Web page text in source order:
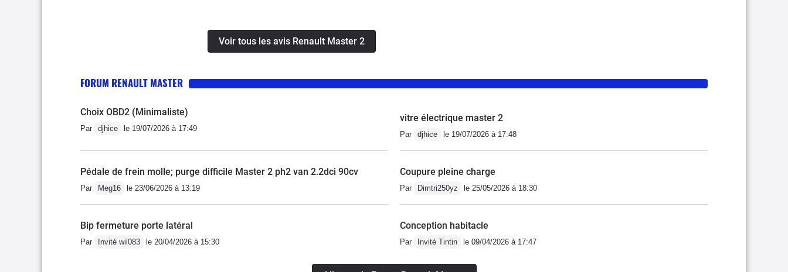
l'achat les pneus n'étaient pas neufs mais après 30000 kms ils semblent
pouvoir encore en effectuer autant.Vérifier que lors d'une vidange le garage ne
(avant nettoyage) il fallait jouer sur la position de la pédale d'accélérateur , un
après 18 ans pas un point de rouille ( ancien véhicule de pompier donc point
positif : toujours stocké à l'abri et point négatif : poignée dans le coin même à
Voir tous les avis Renault Master 2
FORUM RENAULT MASTER
Choix OBD2 (Minimaliste)
Par djhice le 19/07/2026 à 17:49
vitre électrique master 2
Par djhice le 19/07/2026 à 17:48
Pédale de frein molle; purge difficile Master 2 ph2 van 2.2dci 90cv
Par Meg16 le 23/06/2026 à 13:19
Coupure pleine charge
Par Dimtri250yz le 25/05/2026 à 18:30
Bip fermeture porte latéral
Par Invité wil083 le 20/04/2026 à 15:30
Conception habitacle
Par Invité Tintin le 09/04/2026 à 17:47